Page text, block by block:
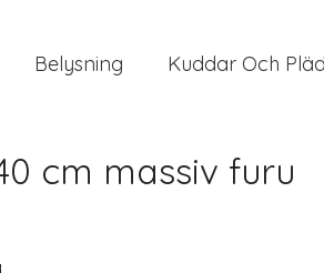
Belysning Kuddar Och
cm massiv furu